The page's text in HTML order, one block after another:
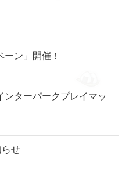
ン」開催！
ンターパークプレイマッ
せ